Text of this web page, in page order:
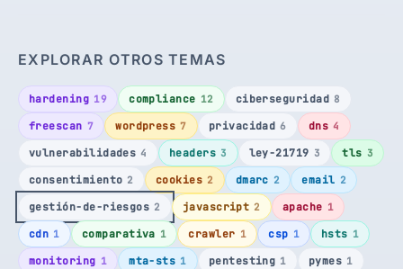
EXPLORAR OTROS TEMAS
hardening 19 compliance 12 ciberseguridad 8
freescan 7 wordpress 7 privacidad 6 dns 4
vulnerabilidades 4 headers 3 ley-21719 3 tls 3
consentimiento 2 cookies 2 dmarc 2 email 2
gestión-de-riesgos 2 javascript 2 apache 1
cdn 1 comparativa 1 crawler 1 csp 1 hsts 1
monitoring 1 mta-sts 1 pentesting 1 pymes 1